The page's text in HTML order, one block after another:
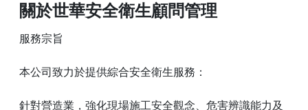
關於世華安全衛生顧問管理
服務宗旨
本公司致力於提供綜合安全衛生服務：
針對營造業，強化現場施工安全觀念、危害辨識能力及